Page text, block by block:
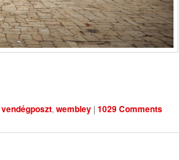
vendégposzt, wembley | 1029 Comments